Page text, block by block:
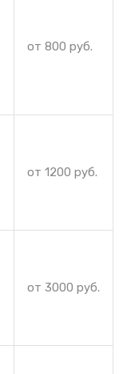
от 800 руб.
от 1200 руб.
от 3000 руб.